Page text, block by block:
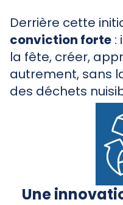
Derrière cette
conviction forte :
la fête, créer,
autrement, sans
des déchets
Une